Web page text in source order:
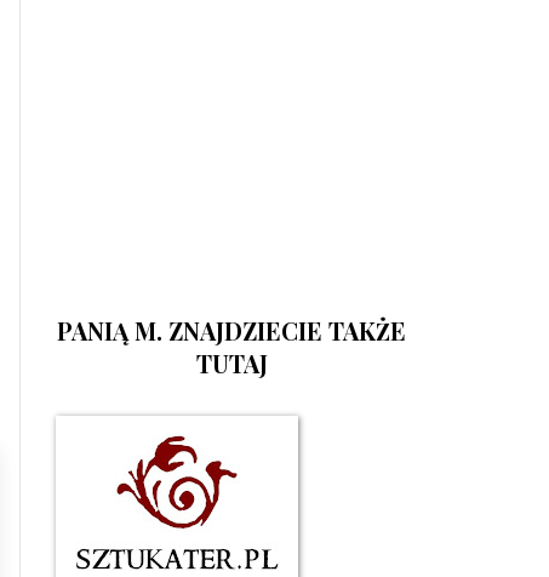
PANIĄ M. ZNAJDZIECIE TAKŻE
TUTAJ